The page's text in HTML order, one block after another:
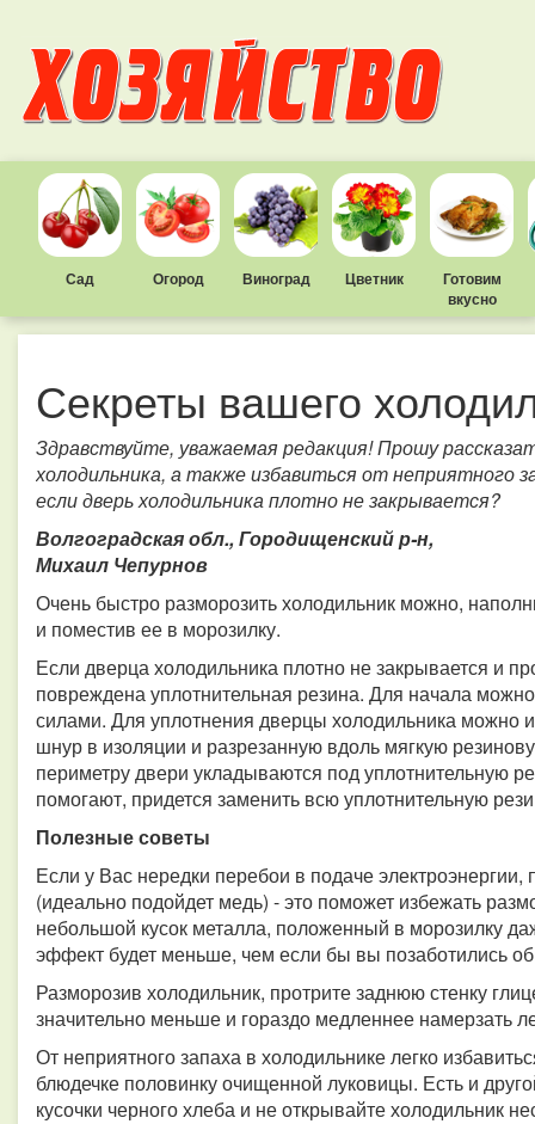
Сад Огород Виноград Цветник
Готовим
вкусно
Секреты вашего
Здравствуйте, уважаемая редакция! Прошу
холодильника, а также избавиться от неприятного
если дверь холодильника плотно не закрывается?
Волгоградская обл., Городищенский р-н,
Михаил Чепурнов
Очень быстро разморозить холодильник можно,
и поместив ее в морозилку.
Если дверца холодильника плотно не закрывается и
повреждена уплотнительная резина. Для начала
силами. Для уплотнения дверцы холодильника можно
шнур в изоляции и разрезанную вдоль мягкую
периметру двери укладываются под уплотнительную
помогают, придется заменить всю уплотнительную
Полезные советы
Если у Вас нередки перебои в подаче
(идеально подойдет медь) - это поможет избежать
небольшой кусок металла, положенный в морозилку
эффект будет меньше, чем если бы вы позаботились
Разморозив холодильник, протрите заднюю стенку
значительно меньше и гораздо медленнее намерзать
От неприятного запаха в холодильнике легко
блюдечке половинку очищенной луковицы. Есть и
кусочки черного хлеба и не открывайте холодильник